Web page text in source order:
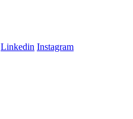
Linkedin Instagram